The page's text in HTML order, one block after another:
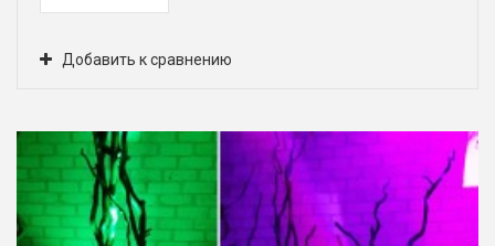
Добавить к сравнению